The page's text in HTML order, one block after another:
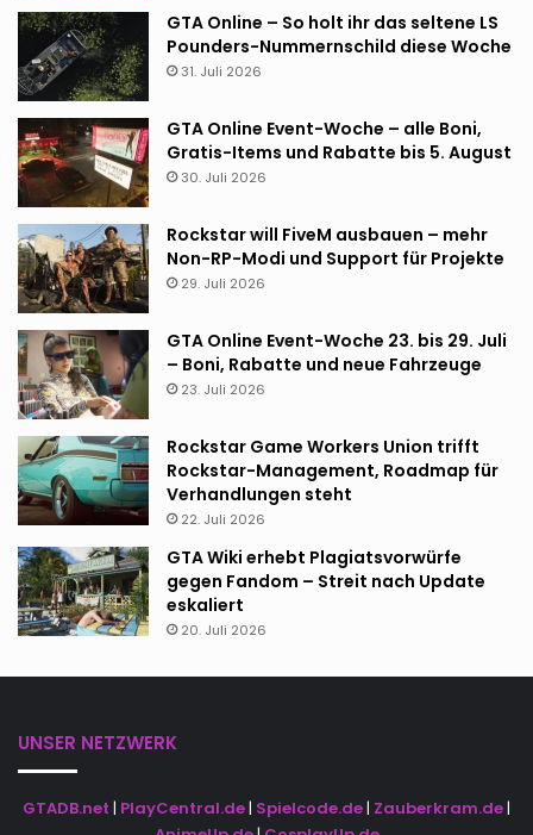
GTA Online – So holt ihr das seltene LS
Pounders-Nummernschild diese Woche
31. Juli 2026
GTA Online Event-Woche – alle Boni,
Gratis-Items und Rabatte bis 5. August
30. Juli 2026
Rockstar will FiveM ausbauen – mehr
Non-RP-Modi und Support für Projekte
29. Juli 2026
GTA Online Event-Woche 23. bis 29. Juli
– Boni, Rabatte und neue Fahrzeuge
23. Juli 2026
Rockstar Game Workers Union trifft
Rockstar-Management, Roadmap für
Verhandlungen steht
22. Juli 2026
GTA Wiki erhebt Plagiatsvorwürfe
gegen Fandom – Streit nach Update
eskaliert
20. Juli 2026
UNSER NETZWERK
GTADB.net | PlayCentral.de| Spielcode.de| Zauberkram.de|